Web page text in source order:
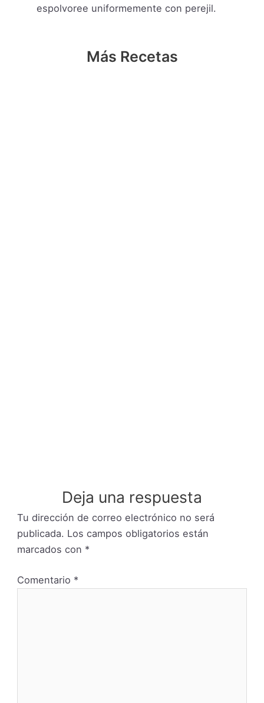
espolvoree uniformemente con perejil.
Más Recetas
Deja una respuesta
Tu dirección de correo electrónico no será
publicada. Los campos obligatorios están
marcados con *
Comentario *